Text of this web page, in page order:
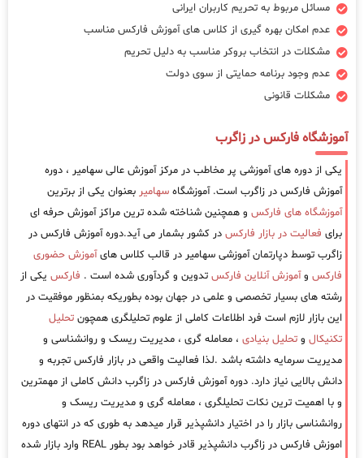
مسائل مربوط به تحریم کاربران ایرانی
عدم امکان بهره گیری از کلاس های آموزش فارکس مناسب
مشکلات در انتخاب بروکر مناسب به دلیل تحریم
عدم وجود برنامه حمایتی از سوی دولت
مشکلات قانونی
آموزشگاه فارکس در زاگرب
یکی از دوره های آموزشی پر مخاطب در مرکز آموزش عالی سهامیر ، دوره
آموزش فارکس در زاگرب است. آموزشگاه سهامیر بعنوان یکی از برترین
آموزشگاه های فارکس و همچنین شناخته شده ترین مراکز آموزش حرفه ای
برای فعالیت در بازار فارکس در کشور بشمار می آید.دوره آموزش فارکس در
زاگرب توسط دپارتمان آموزشی سهامیر در قالب کلاس هایآموزش حضوری
فارکس وآموزش آنلاین فارکس تدوین و گردآوری شده است . فارکس یکی از
رشته های بسیار تخصصی و علمی در جهان بوده بطوریکه بمنظور موفقیت در
این بازار لازم است فرد اطلاعات کاملی از علوم تحلیلگری همچون تحلیل
تکنیکال و تحلیل بنیادی ، معامله گری ، مدیریت ریسک و روانشناسی و
مدیریت سرمایه داشته باشد .لذا فعالیت واقعی در بازار فارکس تجربه و
دانش بالایی نیاز دارد. دوره آموزش فارکس در زاگرب دانش کاملی از مهمترین
و با اهمیت ترین نکات تحلیلگری ، معامله گری و مدیریت ریسک و
روانشناسی بازار را در اختیار دانشپذیر قرار میدهد به طوری که در انتهای دوره
اموزش فارکس در زاگرب دانشپذیر قادر خواهد بود بطور REAL وارد بازار شده